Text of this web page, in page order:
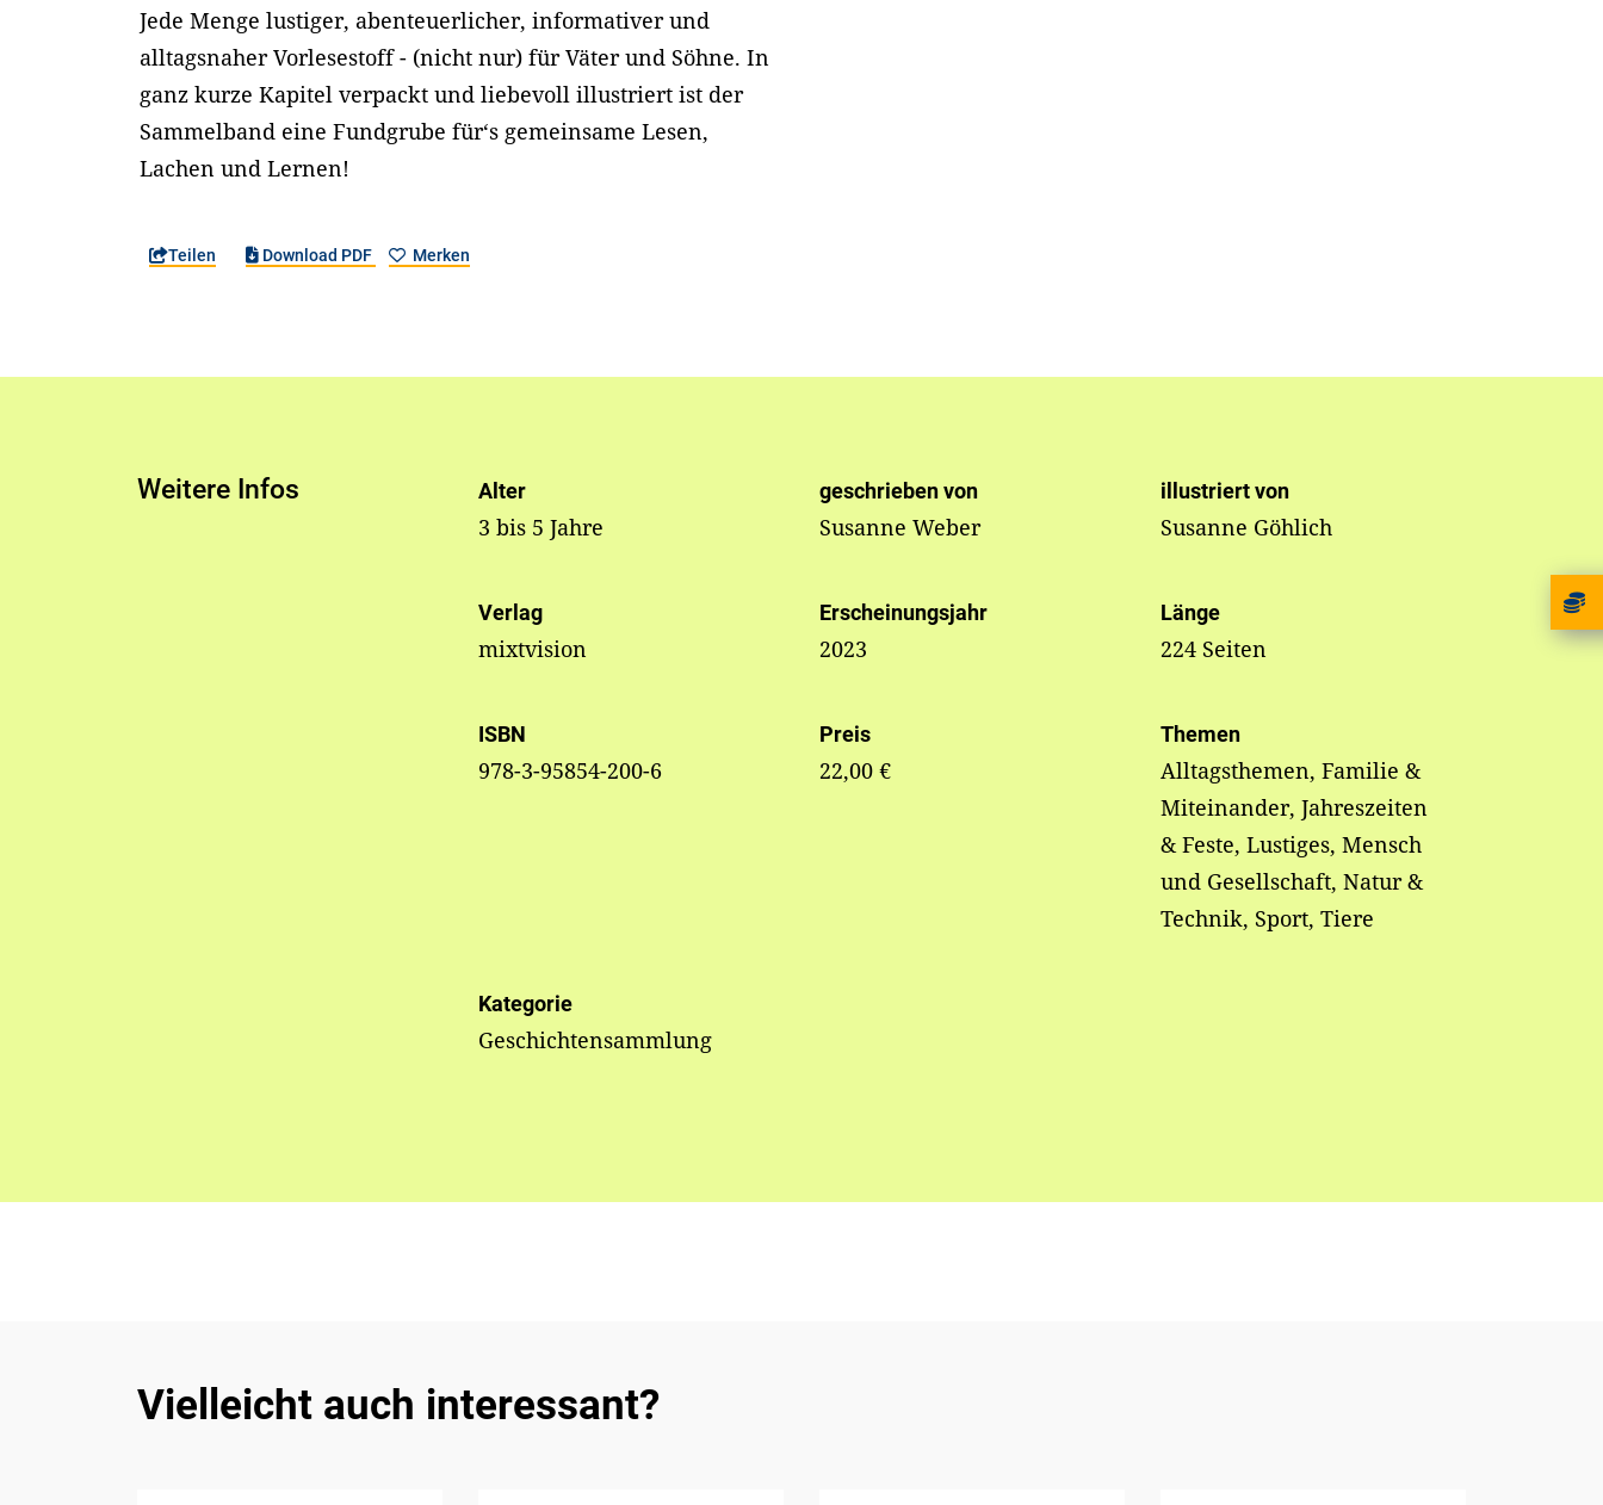
Jede Menge lustiger, abenteuerlicher, informativer und
alltagsnaher Vorlesestoff - (nicht nur) für Väter und Söhne. In
ganz kurze Kapitel verpackt und liebevoll illustriert ist der
Sammelband eine Fundgrube für‘s gemeinsame Lesen,
Lachen und Lernen!
Teilen Download PDF Merken
Weitere Infos Alter
3 bis 5 Jahre
geschrieben von
Susanne Weber
illustriert von
Susanne Göhlich
Verlag
mixtvision
Erscheinungsjahr
2023
Länge
224 Seiten
ISBN
978-3-95854-200-6
Preis
22,00 €
Themen
Alltagsthemen, Familie &
Miteinander, Jahreszeiten
& Feste, Lustiges, Mensch
und Gesellschaft, Natur &
Technik, Sport, Tiere
Kategorie
Geschichtensammlung
Vielleicht auch interessant?